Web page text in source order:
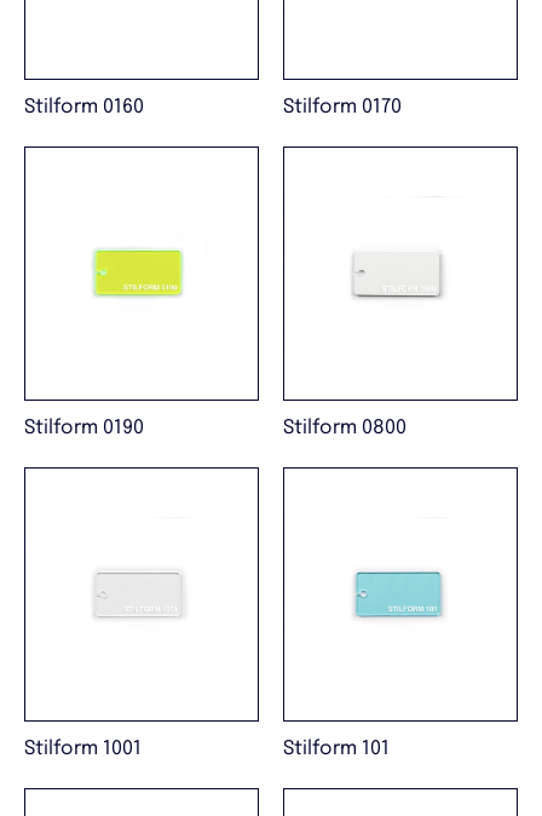
Stilform 0160 Stilform 0170
Stilform 0190 Stilform 0800
Stilform 1001 Stilform 101